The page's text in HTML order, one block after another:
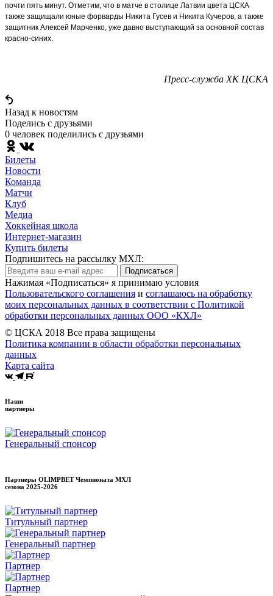
почти пять минут. Отметим, что в матче в столице Латвии цвета ЦСКА
также защищали юные форварды Никита Гусев и Никита Кучеров, а также
защитник Алексей Марченко, уже давно выступающий за основной состав
красно-синих.
Пресс-служба ХК ЦСКА
Назад к новостям
Поделись c друзьями
0 человек поделились c друзьями
Билеты
Новости
Команда
Матчи
Клуб
Медиа
Хоккейная школа
Интернет-магазин
Купить билеты
Подпишитесь на рассылку МХЛ:
Подписаться
Нажимая «Подписаться» я принимаю условия
Пользовательского соглашения и соглашаюсь на обработку
моих персональных данных в соответствии с Политикой
обработки персональных данных ООО «КХЛ»
© ЦСКА 2018 Все права защищены
Политика компании в области обработки персональных
данных
Карта сайта
Наши
партнеры
Генеральный спонсор
Партнеры OLIMPBET Чемпионата МХЛ
сезона 2025-2026
Титульный партнер
Генеральный партнер
Партнер
Партнер